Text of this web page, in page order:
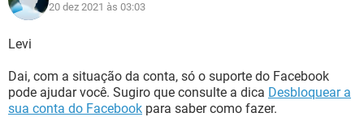
20 dez 2021 às 03:03
Levi
Dai, com a situação da conta, só o suporte do Facebook
pode ajudar você. Sugiro que consulte a dica Desbloquear a
sua conta do Facebook para saber como fazer.